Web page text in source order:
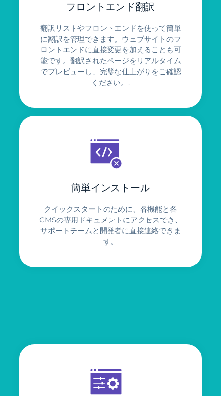
フロントエンド翻訳
翻訳リストやフロントエンドを使って簡単
に翻訳を管理できます。ウェブサイトのフ
ロントエンドに直接変更を加えることも可
能です。翻訳されたページをリアルタイム
でプレビューし、完璧な仕上がりをご確認
ください。.
簡単インストール
クイックスタートのために、各機能と各
CMSの専用ドキュメントにアクセスでき、
サポートチームと開発者に直接連絡できま
す。